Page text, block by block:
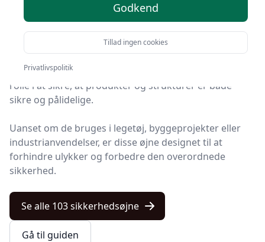
I en verden hvor sikkerhed er blevet en topprioritet, er
sikkerhedsøjne en vigtig komponent, der ofte bliver
Disse små, men afgørende enheder spiller en vigtig
rolle i at sikre, at produkter og strukturer er både
sikre og pålidelige.
Uanset om de bruges i legetøj, byggeprojekter eller
industrianvendelser, er disse øjne designet til at
forhindre ulykker og forbedre den overordnede
sikkerhed.
Se alle 103 sikkerhedsøjne
Gå til guiden
Godkend
Tillad ingen cookies
Privatlivspolitik